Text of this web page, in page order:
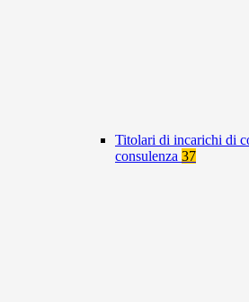
Titolari di incarichi di
consulenza 37